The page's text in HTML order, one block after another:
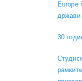
Europe
држави
30